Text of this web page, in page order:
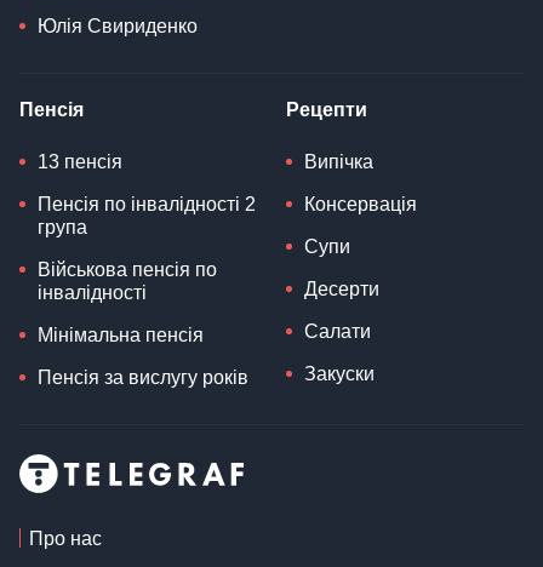
Юлія Свириденко
Пенсія
13 пенсія
Пенсія по інвалідності 2
група
Військова пенсія по
інвалідності
Мінімальна пенсія
Пенсія за вислугу років
Рецепти
Випічка
Консервація
Супи
Десерти
Салати
Закуски
Про нас